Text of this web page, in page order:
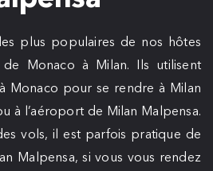
plus populaires de nos hôtes
Monaco à Milan. Ils utilisent
Monaco pour se rendre à Milan
à l’aéroport de Milan Malpensa.
vols, il est parfois pratique de
Malpensa, si vous vous rendez